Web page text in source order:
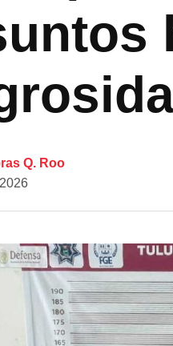
Q. Roo